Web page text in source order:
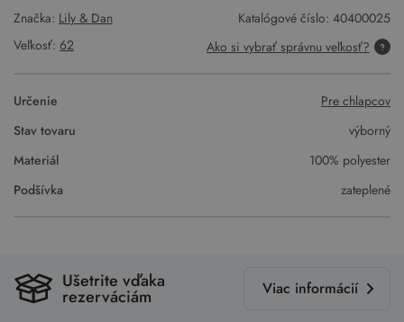
Značka: Lily & Dan Katalógové číslo: 40400025
Veľkosť: 62 Ako si vybrať správnu veľkosť?
Určenie
Pre chlapcov
Stav tovaru
výborný
Materiál
100% polyester
Podšívka
zateplené
Ušetrite vďaka
rezerváciám Viac informácií